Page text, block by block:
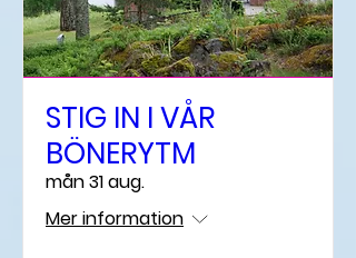
STIG IN I VÅR
BÖNERYTM
mån 31 aug.
Mer information